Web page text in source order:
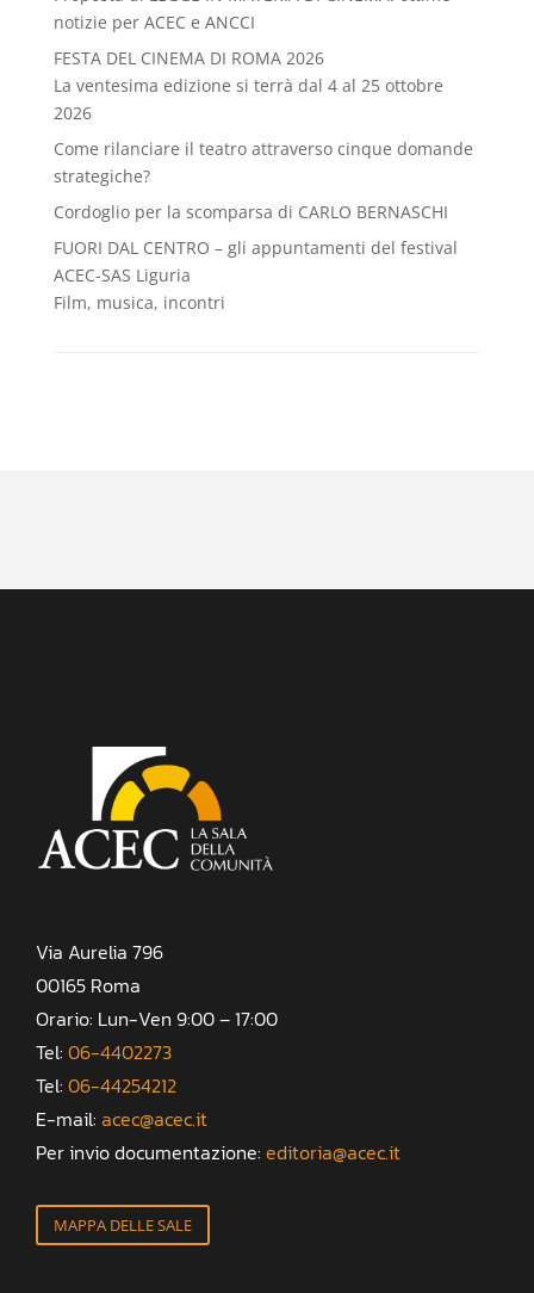
notizie per ACEC e ANCCI
FESTA DEL CINEMA DI ROMA 2026
La ventesima edizione si terrà dal 4 al 25 ottobre
2026
Come rilanciare il teatro attraverso cinque domande
strategiche?
Cordoglio per la scomparsa di CARLO BERNASCHI
FUORI DAL CENTRO – gli appuntamenti del festival
ACEC-SAS Liguria
Film, musica, incontri
Via Aurelia 796
00165 Roma
Orario: Lun-Ven 9:00 – 17:00
Tel: 06-4402273
Tel: 06-44254212
E-mail: acec@acec.it
Per invio documentazione: editoria@acec.it
MAPPA DELLE SALE